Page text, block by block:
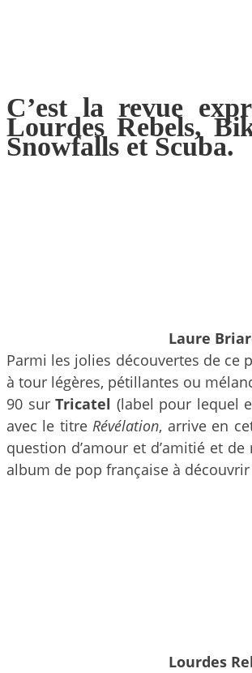
C’est la revue
Lourdes Rebels,
Snowfalls et Scuba.
Laure
Parmi les jolies découvertes de ce
à tour légères, pétillantes ou
90 surTricatel (label pour lequel
avec le titreRévélation, arrive en
question d’amour et d’amitié et
album de pop française à
Lourdes